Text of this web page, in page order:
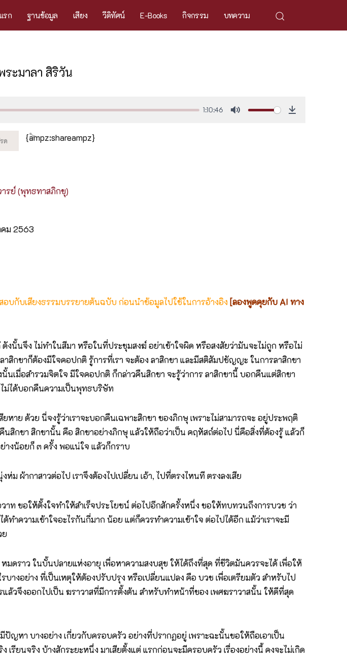
รก ฐานข้อมูล เสียง วีดิทัศน์ E-Books กิจกรรม บทความ
ระมาลา สิริวัน
1:10:46
{ampz:shareampz}
รย์ (พุทธทาสภิกขุ)
ม 2563
บกับเสียงธรรมบรรยายต้นฉบับ ก่อนนำข้อมูลไปใช้ในการอ้างอิง [ลองพูดคุยกับ AI ทาง
งนั้นจึง ไม่ทำในสีมา หรือในที่ประชุมสงฆ์ อย่าเข้าใจผิด หรือสงสัยว่ามันจะไม่ถูก หรือไม่
สิกขาก็ต้องมีใจคอปกติ รู้การที่เรา จะต้อง ลาสิกขา และมีสติสัมปชัญญะ ในการลาสิกขา
เมื่อสำรวมจิตใจ มีใจคอปกติ ก็กล่าวคืนสิกขา จะรู้ว่าการ ลาสิกขานี้ บอกคืนแต่สิกขา
ม่ได้บอกคืนความเป็นพุทธบริษัท
หาย ด้วย นี่จงรู้ว่าเราจะบอกคืนเฉพาะสิกขา ของภิกษุ เพราะไม่สามารถจะ อยู่ประพฤติ
สิกขา สิกขานั้น คือ สิกขาอย่างภิกษุ แล้วให้ถือว่าเป็น คฤหัสถ์ต่อไป นี่คือสิ่งที่ต้องรู้ แล้วก็
งน้อยก็ ๓ ครั้ง พอแน่ใจ แล้วก็กราบ
ม ผ้ากาสาวต่อไป เราจึงต้องไปเปลี่ยน เอ้า, ไปที่ตรงไหนที ตรงลงเสีย
ท ขอให้ตั้งใจทำให้สำเร็จประโยชน์ ต่อไปอีกสักครั้งหนึ่ง ขอให้ทบทวนถึงการบวช ว่า
ำความเข้าใจอะไรกันกี่มาก น้อย แต่ก็ควรทำความเข้าใจ ต่อไปได้อีก แม้ว่าเราจะมี
ย
ดราว ในบั้นปลายแห่งอายุ เพื่อหาความสงบสุข ให้ได้ถึงที่สุด ที่ชีวิตมันควรจะได้ เพื่อให้
อย่าง ที่เป็นเหตุให้ต้องปรับปรุง หรือเปลี่ยนแปลง คือ บวช เพื่อเตรียมตัว สำหรับไป
ล้วจึงออกไปเป็น ฆราวาสที่มีการตั้งต้น สำหรับทำหน้าที่ของ เพศฆราวาสนั้น ให้ดีที่สุด
ญหา บางอย่าง เกี่ยวกับครอบครัว อย่างที่ปรากฏอยู่ เพราะฉะนั้นขอให้ถือเอาเป็น
เรียนจริง บ้างสักระยะหนึ่ง มาเสียตั้งแต่ แรกก่อนจะมีครอบครัว เรื่องอย่างนี้ คงจะไม่เกิด